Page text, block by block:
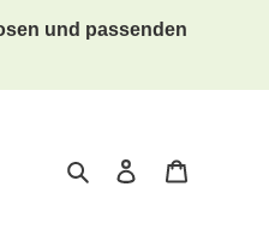
und passenden
Suchen Einloggen